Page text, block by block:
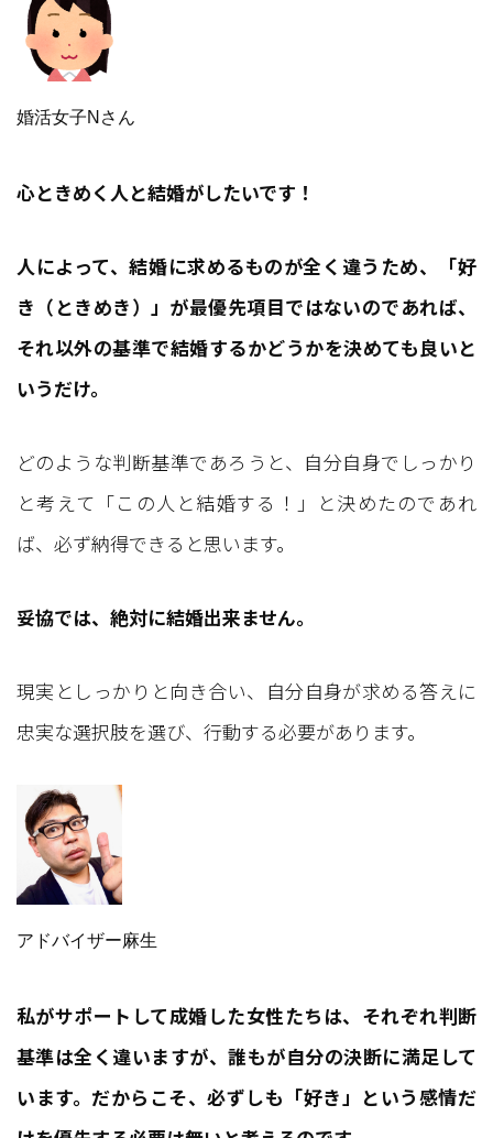
婚活女子Nさん
心ときめく人と結婚がしたいです！
人によって、結婚に求めるものが全く違うため、「好
き（ときめき）」が最優先項目ではないのであれば、
それ以外の基準で結婚するかどうかを決めても良いと
いうだけ。
どのような判断基準であろうと、自分自身でしっかり
と考えて「この人と結婚する！」と決めたのであれ
ば、必ず納得できると思います。
妥協では、絶対に結婚出来ません。
現実としっかりと向き合い、自分自身が求める答えに
忠実な選択肢を選び、行動する必要があります。
アドバイザー麻生
私がサポートして成婚した女性たちは、それぞれ判断
基準は全く違いますが、誰もが自分の決断に満足して
います。だからこそ、必ずしも「好き」という感情だ